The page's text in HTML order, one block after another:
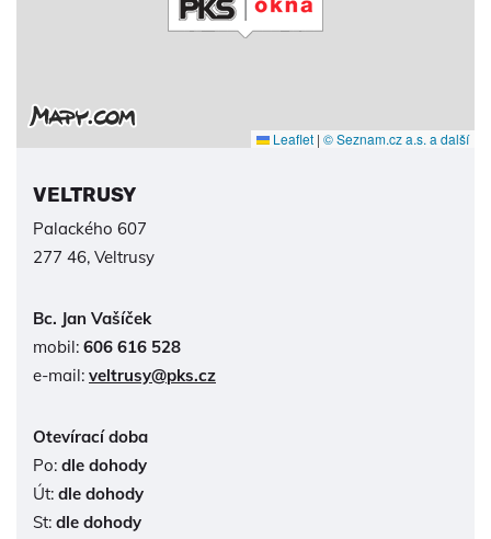
Leaflet | © Seznam.cz a.s. a další
VELTRUSY
Palackého 607
277 46, Veltrusy
Bc. Jan Vašíček
mobil: 606 616 528
e-mail: veltrusy@pks.cz
Otevírací doba
Po: dle dohody
Út: dle dohody
St: dle dohody